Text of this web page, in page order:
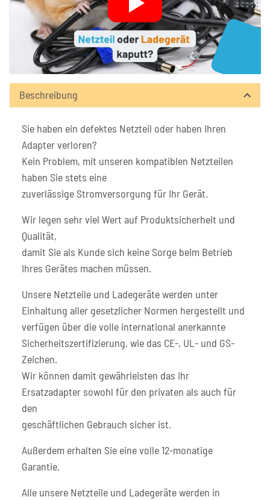
Beschreibung
Sie haben ein defektes Netzteil oder haben Ihren
Adapter verloren?
Kein Problem, mit unseren kompatiblen Netzteilen
haben Sie stets eine
zuverlässige Stromversorgung für Ihr Gerät.
Wir legen sehr viel Wert auf Produktsicherheit und
Qualität,
damit Sie als Kunde sich keine Sorge beim Betrieb
Ihres Gerätes machen müssen.
Unsere Netzteile und Ladegeräte werden unter
Einhaltung aller gesetzlicher Normen hergestellt und
verfügen über die volle international anerkannte
Sicherheitszertifizierung, wie das CE-, UL- und GS-
Zeichen.
Wir können damit gewährleisten das Ihr
Ersatzadapter sowohl für den privaten als auch für
den
geschäftlichen Gebrauch sicher ist.
Außerdem erhalten Sie eine volle 12-monatige
Garantie.
Alle unsere Netzteile und Ladegeräte werden in